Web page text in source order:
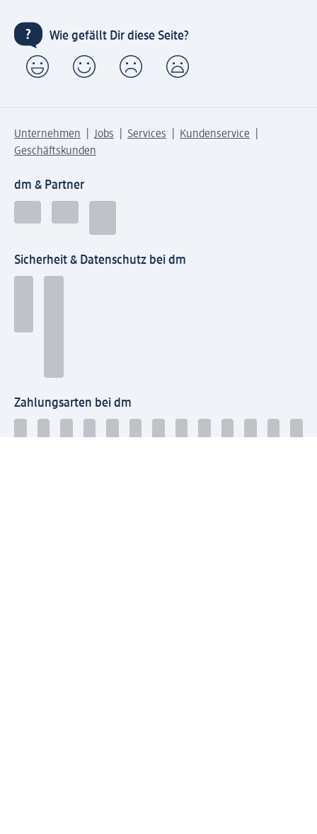
Wie gefällt Dir diese Seite?
Unternehmen Jobs Services
Kundenservice
Geschäftskunden
dm & Partner
Sicherheit & Datenschutz bei dm
Zahlungsarten bei dm